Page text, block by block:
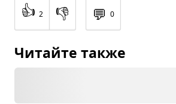
👍 2 👎 💬 0
Читайте также